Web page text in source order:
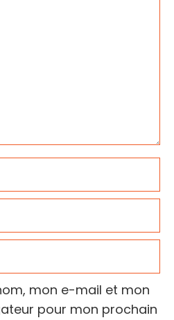
mon e-mail et mon
pour mon prochain